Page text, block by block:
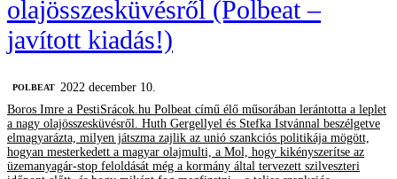
olajösszesküvésről (Polbeat –
javított kiadás!)
‎POLBEAT
2022 december 10.
Boros Imre a PestiSrácok.hu Polbeat című élő műsorában lerántotta a leplet
a nagy olajösszesküvésről. Huth Gergellyel és Stefka Istvánnal beszélgetve
elmagyarázta, milyen játszma zajlik az unió szankciós politikája mögött,
hogyan mesterkedett a magyar olajmulti, a Mol, hogy kikényszerítse az
üzemanyagár-stop feloldását még a kormány által tervezett szilveszteri